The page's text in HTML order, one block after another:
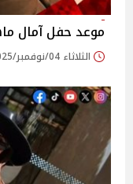
موعد حفل آمال
الثلاثاء 04/نوفمبر/2025 - 04:29 م